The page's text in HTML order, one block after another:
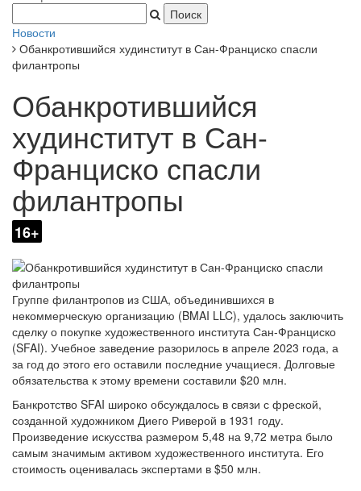
Новости
Обанкротившийся худинститут в Сан-Франциско спасли
филантропы
Обанкротившийся
худинститут в Сан-
Франциско спасли
филантропы
16+
Группе филантропов из США, объединившихся в
некоммерческую организацию (BMAI LLC), удалось заключить
сделку о покупке художественного института Сан-Франциско
(SFAI). Учебное заведение разорилось в апреле 2023 года, а
за год до этого его оставили последние учащиеся. Долговые
обязательства к этому времени составили $20 млн.
Банкротство SFAI широко обсуждалось в связи с фреской,
созданной художником Диего Риверой в 1931 году.
Произведение искусства размером 5,48 на 9,72 метра было
самым значимым активом художественного института. Его
стоимость оценивалась экспертами в $50 млн.